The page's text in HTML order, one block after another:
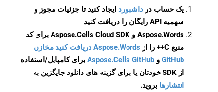
یک حساب در داشبورد ایجاد کنید تا جزئیات مجوز و
سهمیه API رایگان را دریافت کنید
Aspose.Words و Aspose.Cells Cloud SDK برای کد
منبع C++ را از
Aspose.Words دریافت کنید مخازن
GitHub و Aspose.Cells GitHub برای کامپایل/استفاده
از SDK خودتان یا برای گزینه های دانلود جایگزین به
انتشارها بروید.